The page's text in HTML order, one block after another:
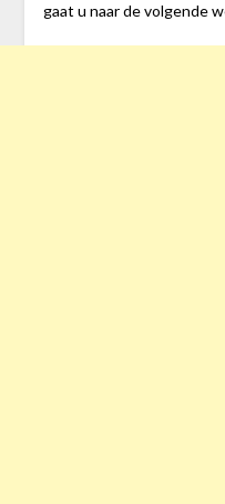
gaat u naar de volgende